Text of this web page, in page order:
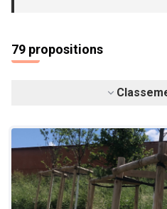
79 propositions